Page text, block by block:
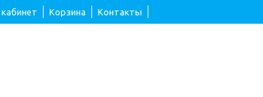
Корзина Контакты